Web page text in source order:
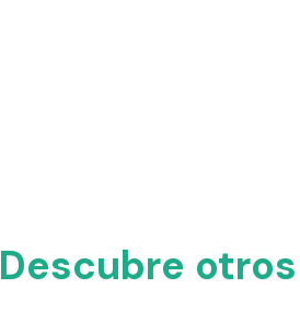
Descubre